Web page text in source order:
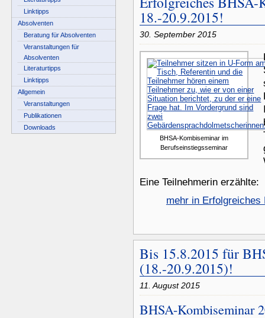
18.-20.9.2015!
30. September 2015
BHSA-Kombiseminar im
Berufseinstiegsseminar
Eine Teilnehmerin erzählte:
mehr in Erfolgreiches
Bis 15.8.2015 für
(18.-20.9.2015)!
11. August 2015
BHSA-Kombiseminar
Linktipps
Absolventen
Beratung für Absolventen
Veranstaltungen für
Absolventen
Literaturtipps
Linktipps
Allgemein
Veranstaltungen
Publikationen
Downloads